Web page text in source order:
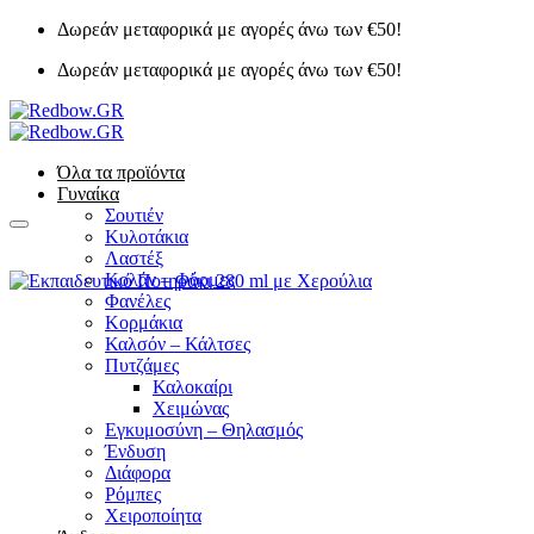
Μετάβαση
περιεχόμενο
Δωρεάν μεταφορικά με αγορές άνω των €50!
Δωρεάν μεταφορικά με αγορές άνω των €50!
Όλα τα προϊόντα
Γυναίκα
Σουτιέν
Κυλοτάκια
Λαστέξ
Κολάν – Φόρμες
Φανέλες
Κορμάκια
Καλσόν – Κάλτσες
Πυτζάμες
Καλοκαίρι
Χειμώνας
Εγκυμοσύνη – Θηλασμός
Ένδυση
Διάφορα
Ρόμπες
Χειροποίητα